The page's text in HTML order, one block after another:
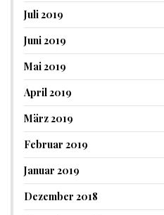
Juli 2019
Juni 2019
Mai 2019
April 2019
März 2019
Februar 2019
Januar 2019
Dezember 2018